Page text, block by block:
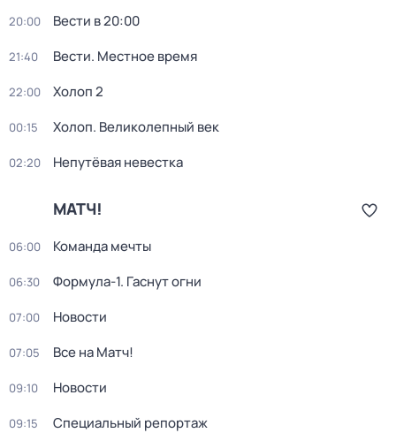
20:00 Вести в 20:00
21:40 Вести. Местное время
22:00 Холоп 2
00:15 Холоп. Великолепный век
02:20 Непутёвая невестка
МАТЧ!
06:00 Команда мечты
06:30 Формула-1. Гаснут огни
07:00 Новости
07:05 Все на Матч!
09:10 Новости
09:15 Специальный репортаж